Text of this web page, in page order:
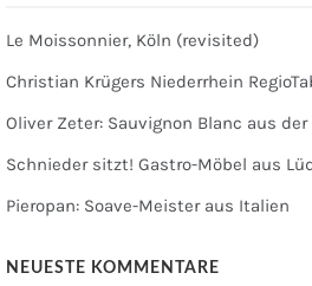
Le Moissonnier, Köln (revisited)
Christian Krügers Niederrhein
Oliver Zeter: Sauvignon Blanc aus der
Schnieder sitzt! Gastro-Möbel aus
Pieropan: Soave-Meister aus Italien
NEUESTE KOMMENTARE